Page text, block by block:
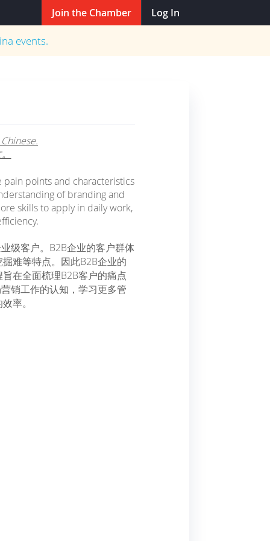
Join the Chamber Log In
events.
pain points and characteristics
of branding and
skills to apply in daily work,
级客户。B2B企业的客户群体
难等特点。因此B2B企业的
在全面梳理B2B客户的痛点
销工作的认知，学习更多管
率。